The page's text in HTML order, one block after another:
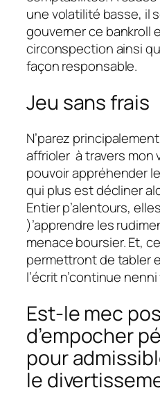
une volatilité basse, il
gouverner ce bankroll
circonspection ainsi
façon responsable.
Jeu sans frais
N’parez
affrioler à travers mon
pouvoir appréhender
qui plus est décliner
Entier p’alentours,
)’apprendre les
menace boursier. Et,
permettront de tabler
l’écrit n’continue
Est-le mec
d’empocher
pour
le